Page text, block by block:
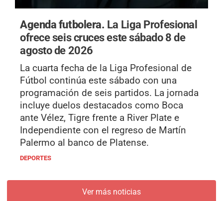
Agenda futbolera. La Liga Profesional
ofrece seis cruces este sábado 8 de
agosto de 2026
La cuarta fecha de la Liga Profesional de
Fútbol continúa este sábado con una
programación de seis partidos. La jornada
incluye duelos destacados como Boca
ante Vélez, Tigre frente a River Plate e
Independiente con el regreso de Martín
Palermo al banco de Platense.
DEPORTES
Ver más noticias